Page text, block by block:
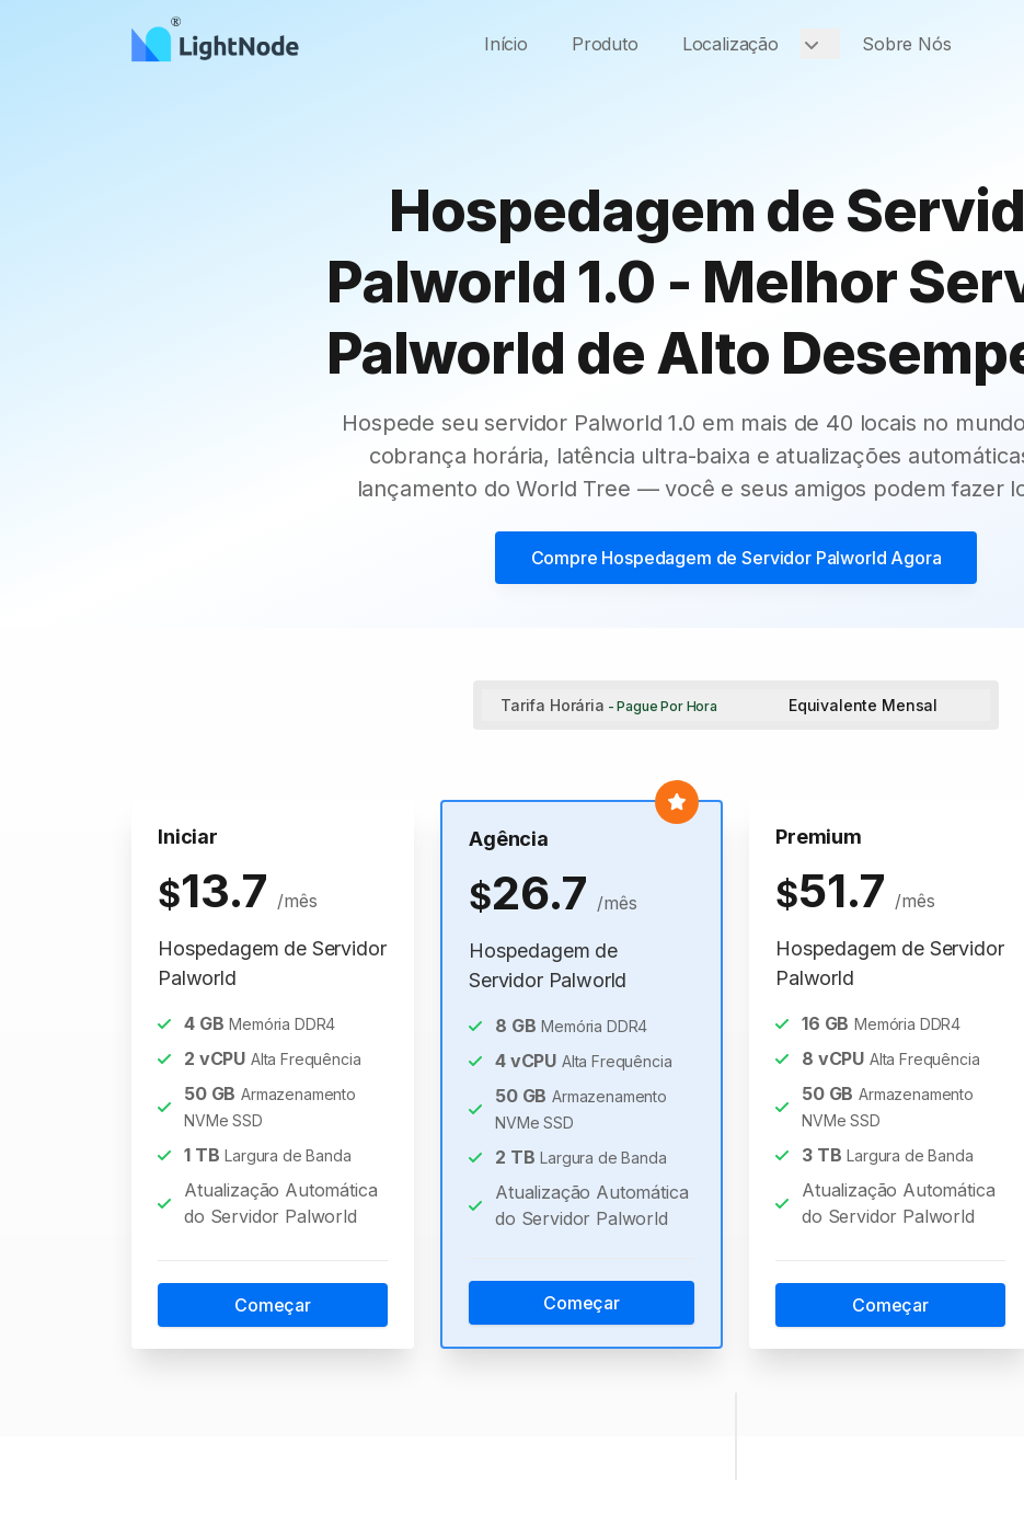
Início Produto Localização Sobre Nós
Hospedagem de
Palworld 1.0 - Melhor
Palworld de Alto
Hospede seu servidor Palworld 1.0 em mais de 40 locais no
cobrança horária, latência ultra-baixa e atualizações
lançamento do World Tree — você e seus amigos podem fazer
Compre Hospedagem de Servidor Palworld Agora
Tarifa Horária - Pague Por Hora Equivalente Mensal
Iniciar
$13.7 /mês
Hospedagem de Servidor
Palworld
4GB Memória DDR4
2 vCPU Alta Frequência
50GB Armazenamento
NVMe SSD
1TB Largura de Banda
Atualização Automática
do Servidor Palworld
Começar
Agência
$26.7 /mês
Hospedagem de
Servidor Palworld
8 GB Memória DDR4
4vCPU Alta Frequência
50GB Armazenamento
NVMe SSD
2 TB Largura de Banda
Atualização Automática
do Servidor Palworld
Começar
Premium
$51.7 /mês
Hospedagem de Servidor
Palworld
16 GB Memória DDR4
8 vCPU Alta Frequência
50GB Armazenamento
NVMe SSD
3TB Largura de Banda
Atualização Automática
do Servidor Palworld
Começar